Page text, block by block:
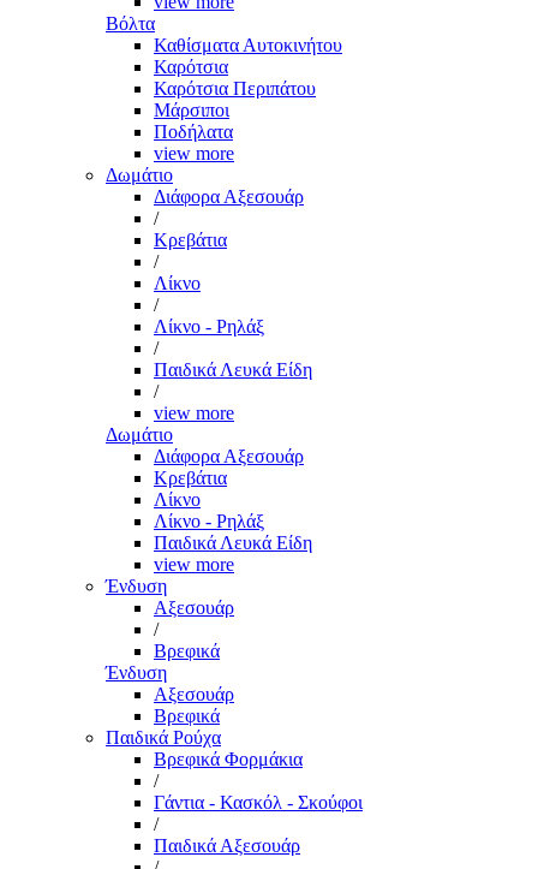
Βόλτα
Καθίσματα Αυτοκινήτου
Καρότσια
Καρότσια Περιπάτου
Μάρσιποι
Ποδήλατα
view more
Δωμάτιο
Διάφορα Αξεσουάρ
/
Κρεβάτια
/
Λίκνο
/
Λίκνο - Ρηλάξ
/
Παιδικά Λευκά Είδη
/
view more
Δωμάτιο
Διάφορα Αξεσουάρ
Κρεβάτια
Λίκνο
Λίκνο - Ρηλάξ
Παιδικά Λευκά Είδη
view more
Ένδυση
Αξεσουάρ
/
Βρεφικά
Ένδυση
Αξεσουάρ
Βρεφικά
Παιδικά Ρούχα
Βρεφικά Φορμάκια
/
Γάντια - Κασκόλ - Σκούφοι
/
Παιδικά Αξεσουάρ